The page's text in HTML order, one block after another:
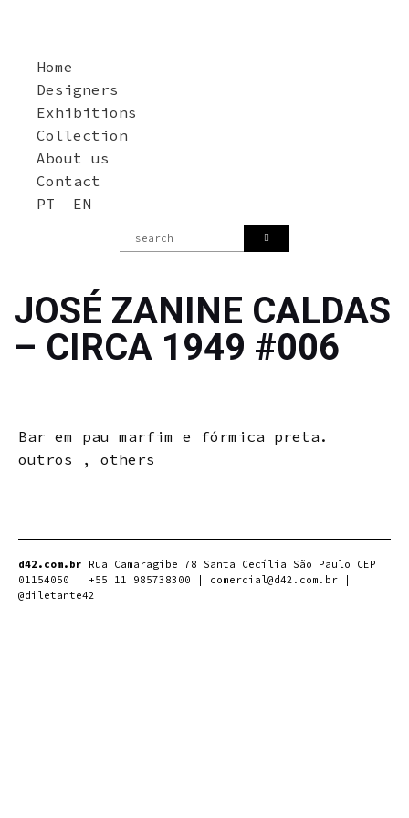
Home
Designers
Exhibitions
Collection
About us
Contact
PT
EN
JOSÉ ZANINE CALDAS
– CIRCA 1949 #006
Bar em pau marfim e fórmica preta.
outros , others
d42.com.br Rua Camaragibe 78 Santa Cecília São Paulo CEP
01154050 | +55 11 985738300 | comercial@d42.com.br |
@diletante42